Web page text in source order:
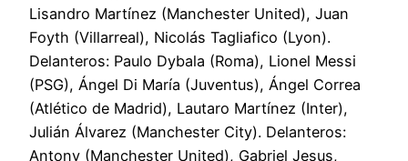
Lisandro Martínez (Manchester United), Juan
Foyth (Villarreal), Nicolás Tagliafico (Lyon).
Delanteros: Paulo Dybala (Roma), Lionel Messi
(PSG), Ángel Di María (Juventus), Ángel Correa
(Atlético de Madrid), Lautaro Martínez (Inter),
Julián Álvarez (Manchester City). Delanteros:
Antony (Manchester United), Gabriel Jesus,